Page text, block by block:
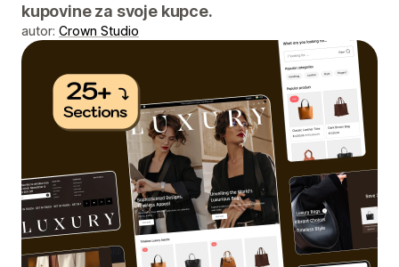
kupovine za svoje kupce.
autor: Crown Studio